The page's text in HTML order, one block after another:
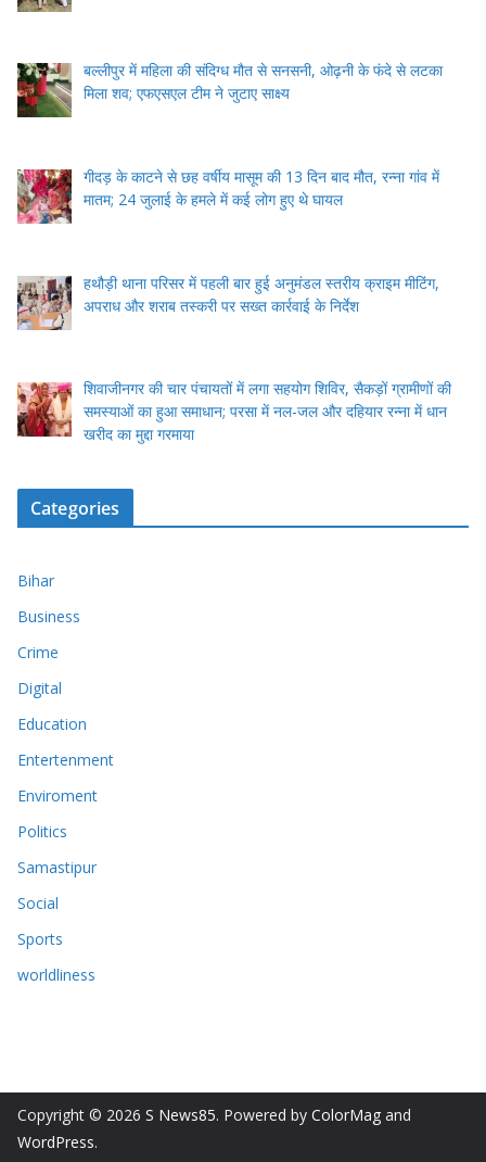
बल्लीपुर में महिला की संदिग्ध मौत से सनसनी, ओढ़नी के फंदे से लटका
मिला शव; एफएसएल टीम ने जुटाए साक्ष्य
गीदड़ के काटने से छह वर्षीय मासूम की 13 दिन बाद मौत, रन्ना गांव में
मातम; 24 जुलाई के हमले में कई लोग हुए थे घायल
हथौड़ी थाना परिसर में पहली बार हुई अनुमंडल स्तरीय क्राइम मीटिंग,
अपराध और शराब तस्करी पर सख्त कार्रवाई के निर्देश
शिवाजीनगर की चार पंचायतों में लगा सहयोग शिविर, सैकड़ों ग्रामीणों की
समस्याओं का हुआ समाधान; परसा में नल-जल और दहियार रन्ना में धान
खरीद का मुद्दा गरमाया
Categories
Bihar
Business
Crime
Digital
Education
Entertenment
Enviroment
Politics
Samastipur
Social
Sports
worldliness
Copyright © 2026 S News85. Powered by ColorMag and
WordPress.